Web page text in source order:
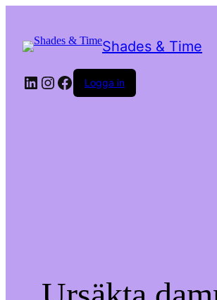
Shades & Time
LinkedIn
Instagram
Facebook
Logga in